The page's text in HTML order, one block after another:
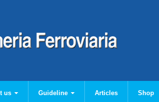
us Guideline Articles Shop